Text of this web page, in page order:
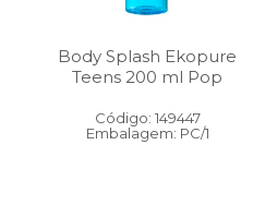
Body Splash Ekopure
Teens 200 ml Pop
Código: 149447
Embalagem: PC/1